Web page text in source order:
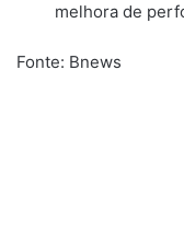
melhora de
Fonte: Bnews